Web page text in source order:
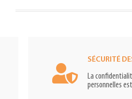
SÉCURITÉ
La
personnelles